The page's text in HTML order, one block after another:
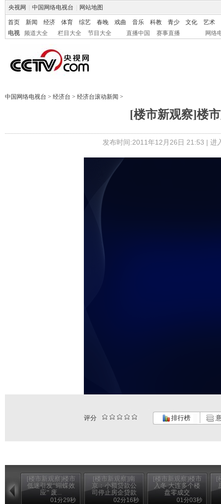
央视网 中国网络电视台 网站地图
首页 新闻 经济 体育 综艺 春晚 戏曲 音乐 科教 青少 文化
艺术
电视
频道大全 栏目大全 节目大全 直播中国 赛事直播 网络
中国网络电视台 > 经济台 > 经济台滚动新闻 >
[楼市新观察]楼
发布时间:2011年12月26日 21:53 | 进
评分 排行榜
[楼市新观察]楼市
低迷引发“蝴蝶效
应” 废...
01分29秒
[楼市新观察]南
京：小额贷款公
司停止房企贷款
02分16秒
[楼市新观察]楼市
入冬 大连多个楼
盘零成交
01分03秒
[